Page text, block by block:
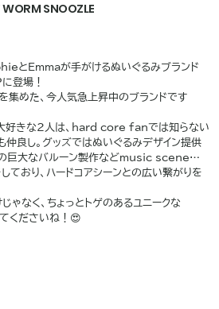
SNOOZLE
とEmmaが手がけるぬいぐるみブランド
登場！
めた、今人気急上昇中のブランドです
好きな2人は、hard core fanでは知らない
良し。グッズではぬいぐるみデザイン提供
巨大なバルーン製作などmusic sceneにも
ており、ハードコアシーンとの広い繋がりを
ゃなく、ちょっとトゲのあるユニークな
くださいね！😍